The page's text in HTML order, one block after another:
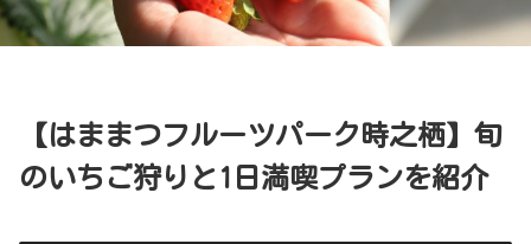
【はままつフルーツパーク時之栖】旬
のいちご狩りと1日満喫プランを紹介
進路